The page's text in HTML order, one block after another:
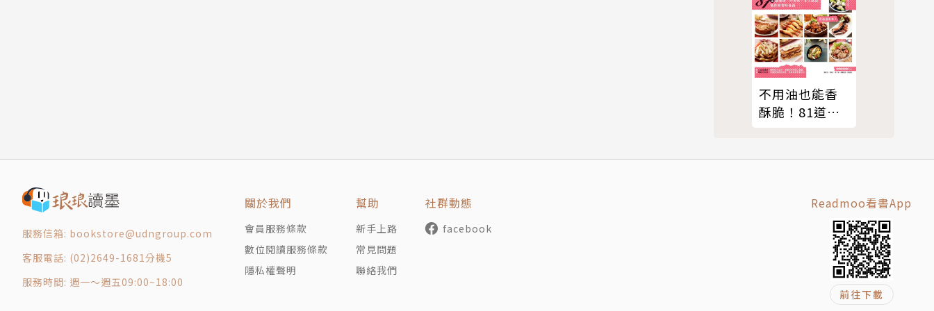
鹹水雞
五味透抽
涼拌海蜇皮
台式泡菜
Part 4 15分鐘成就一餐
不用油也能香
酥脆！81道超
氣炸鍋省時食
服務信箱: bookstore@udngroup.com
客服電話: (02)2649-1681分機5
服務時間: 週一～週五09:00~18:00
關於我們
會員服務條款
數位閱讀服務條款
隱私權聲明
幫助
新手上路
常見問題
聯絡我們
社群動態
facebook
Readmoo看書App
前往下載